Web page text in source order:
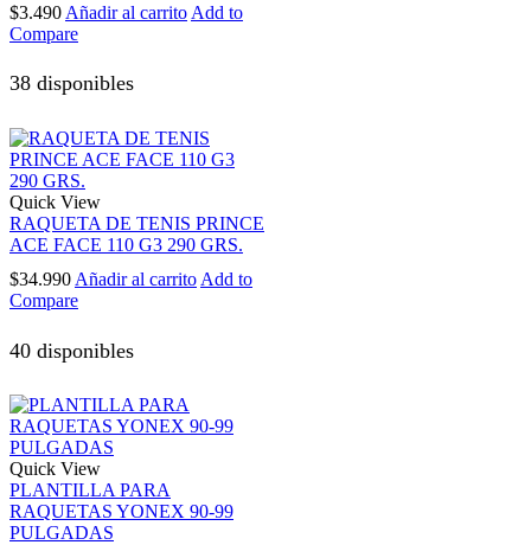
$3.490 Añadir al carrito Add to
Compare
38 disponibles
Quick View
RAQUETA DE TENIS PRINCE
ACE FACE 110 G3 290 GRS.
$34.990 Añadir al carrito Add to
Compare
40 disponibles
Quick View
PLANTILLA PARA
RAQUETAS YONEX 90-99
PULGADAS